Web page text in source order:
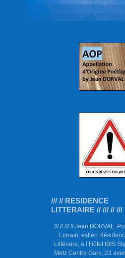
/// // RESIDENCE
LITTERAIRE // /// // ///
/// // /// // Jean DORVAL,
Lorrain, est en
Littéraire, à l’Hôtel IBIS
Metz Centre Gare, 23